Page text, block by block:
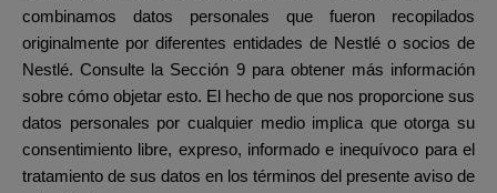
combinamos datos personales que fueron recopilados
originalmente por diferentes entidades de Nestlé o socios de
Nestlé. Consulte la Sección 9 para obtener más información
sobre cómo objetar esto. El hecho de que nos proporcione sus
datos personales por cualquier medio implica que otorga su
consentimiento libre, expreso, informado e inequívoco para el
tratamiento de sus datos en los términos del presente aviso de